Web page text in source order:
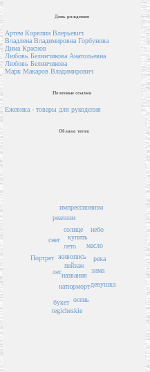
День рождения
Артем Коряпин Влерьевич
Владлена Владимировна Горбунова
Дима Краснов
Любовь Белянчикова Анатольевна
Любовь Белянчикова
Марк Макаров Владимирович
Полезные ссылки
Ежевика - товары для рукоделия
Облако тегов
пейзаж
названия
живопись
лето
натюрморт
купить
солнце
лес зима
осень
букет
масло
река
снег
tegicheskie
реализм
небо
импрессионизм
Портрет
девушка